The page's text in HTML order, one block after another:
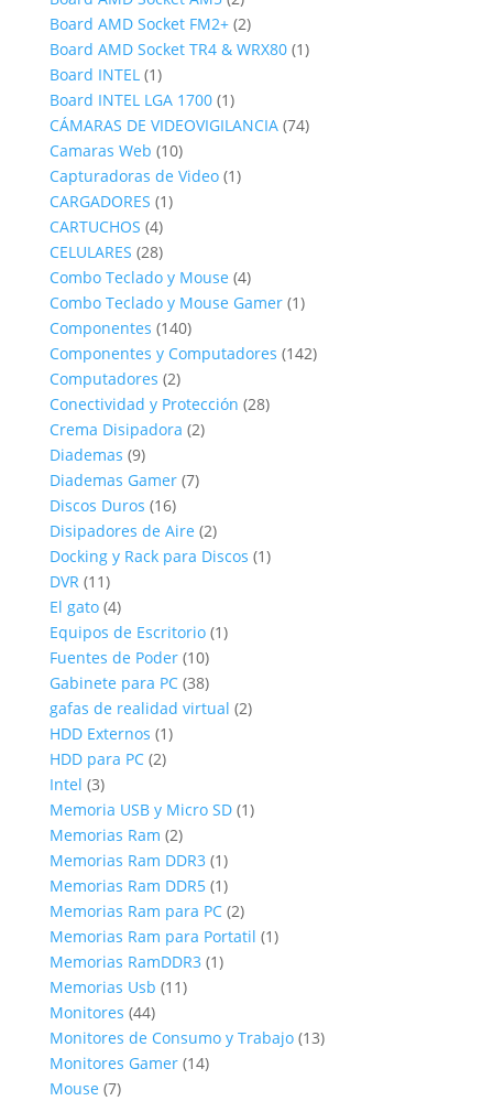
productos
Board AMD Socket FM2+ 22
productos
Board AMD Socket TR4 & WRX80 11
Board INTEL 11
producto
Board INTEL LGA 1700 11
producto
CÁMARAS DE VIDEOVIGILANCIA 7474
Camaras Web 1010
productos
Capturadoras de Video 11
CARGADORES 11
CARTUCHOS 44
productos
CELULARES 2828
productos
Combo Teclado y Mouse 44
productos
Combo Teclado y Mouse Gamer 11
Componentes 140140
productos
Componentes y Computadores 142142
Computadores 22
productos
Conectividad y Protección 2828
Crema Disipadora 22
Diademas 99
productos
Diademas Gamer 77
Discos Duros 1616
productos
Disipadores de Aire 22
productos
Docking y Rack para Discos 11
DVR 1111
productos
El gato 44
productos
Equipos de Escritorio 11
Fuentes de Poder 1010
productos
Gabinete para PC 3838
productos
gafas de realidad virtual 22
HDD Externos 11
HDD para PC 22
Intel 33
productos
Memoria USB y Micro SD 11
Memorias Ram 22
productos
Memorias Ram DDR3 11
producto
Memorias Ram DDR5 11
producto
Memorias Ram para PC 22
productos
Memorias Ram para Portatil 11
Memorias RamDDR3 11
Memorias Usb 1111
Monitores 4444
productos
Monitores de Consumo y Trabajo 1313
Monitores Gamer 1414
Mouse 77